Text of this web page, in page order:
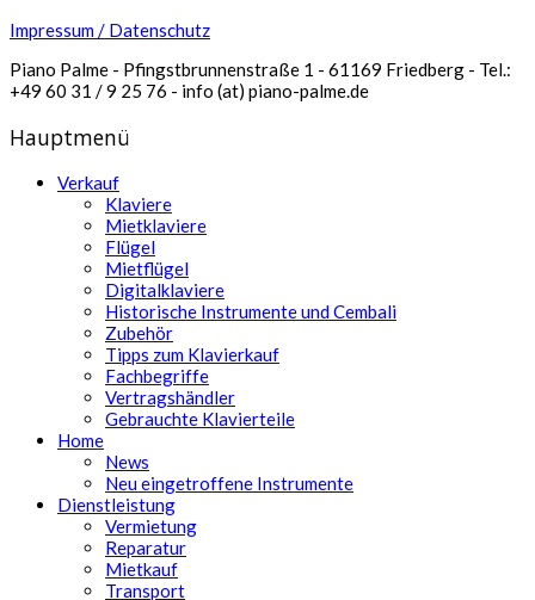
Impressum / Datenschutz
Piano Palme - Pfingstbrunnenstraße 1 - 61169 Friedberg - Tel.:
+49 60 31 / 9 25 76 - info (at) piano-palme.de
Hauptmenü
Verkauf
Klaviere
Mietklaviere
Flügel
Mietflügel
Digitalklaviere
Historische Instrumente und Cembali
Zubehör
Tipps zum Klavierkauf
Fachbegriffe
Vertragshändler
Gebrauchte Klavierteile
Home
News
Neu eingetroffene Instrumente
Dienstleistung
Vermietung
Reparatur
Mietkauf
Transport